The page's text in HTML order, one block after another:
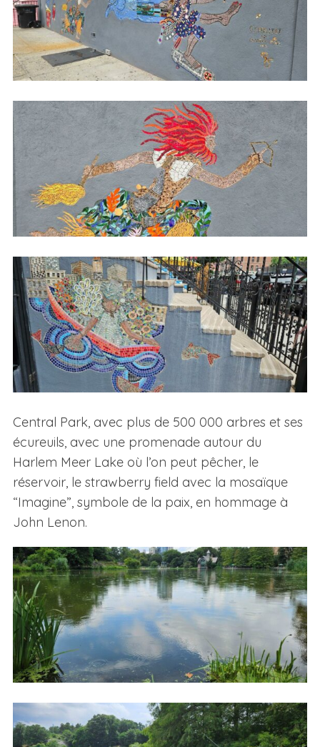
Central Park, avec plus de 500 000 arbres et ses
écureuils, avec une promenade autour du
Harlem Meer Lake où l’on peut pêcher, le
réservoir, le strawberry field avec la mosaïque
“Imagine”, symbole de la paix, en hommage à
John Lenon.